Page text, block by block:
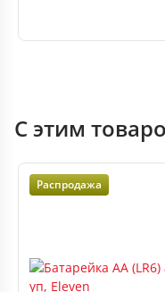
С этим
Распродажа